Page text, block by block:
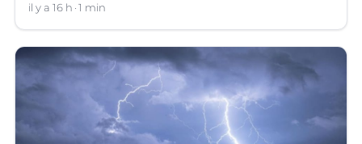
il y a 16 h 1 min